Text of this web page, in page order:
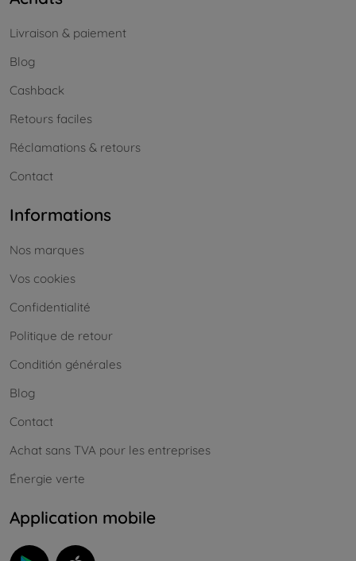
Livraison & paiement
Blog
Cashback
Retours faciles
Réclamations & retours
Contact
Informations
Nos marques
Vos cookies
Confidentialité
Politique de retour
Conditión générales
Blog
Contact
Achat sans TVA pour les entreprises
Énergie verte
Application mobile